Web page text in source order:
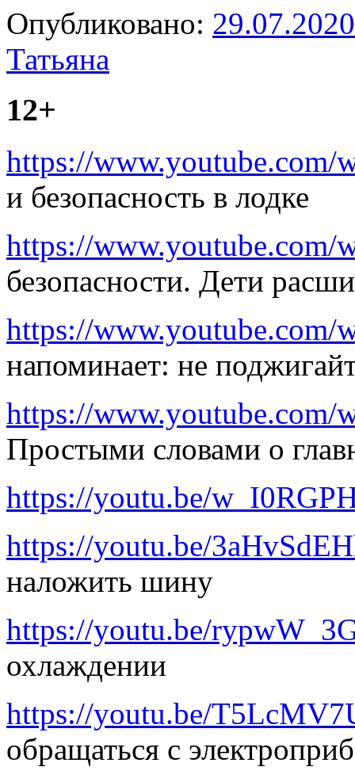
Опубликовано: 29.07.2020
Татьяна
12+
https://www.youtube.com/
и безопасность в лодке
https://www.youtube.com/
безопасности. Дети
https://www.youtube.com/
напоминает: не
https://www.youtube.com/
Простыми словами о
https://youtu.be/
https://youtu.be/
наложить шину
https://youtu.be/
охлаждении
https://youtu.be/
обращаться с